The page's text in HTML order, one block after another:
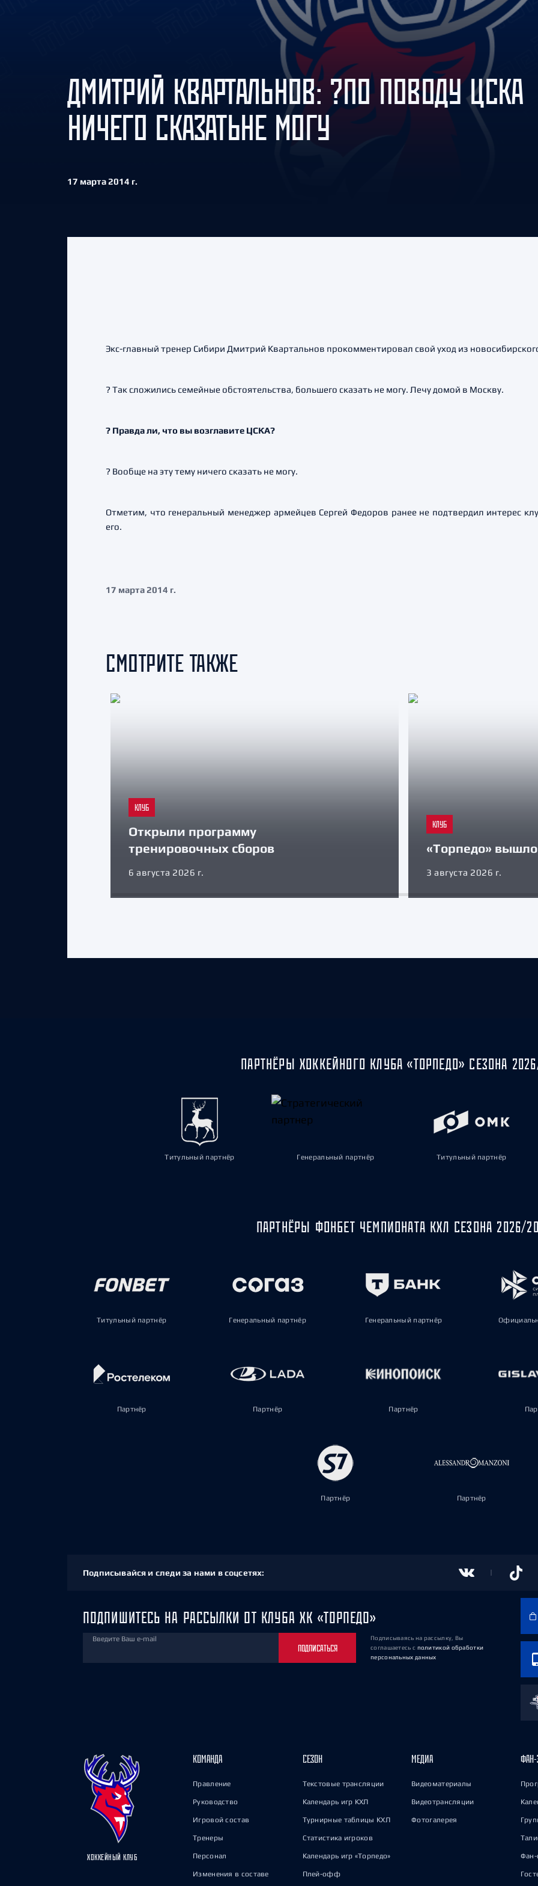
Амур
Барыс
Салават Юлаев
Сибирь
ДМИТРИЙ КВАРТАЛЬНОВ: ?ПО ПОВОДУ ЦСКА
НИЧЕГО СКАЗАТЬНЕ МОГУ
17 марта 2014 г.
Экс-главный тренер Сибири Дмитрий Квартальнов прокомментировал свой уход из
? Так сложились семейные обстоятельства, большего сказать не могу. Лечу домой в Москву.
? Правда ли, что вы возглавите ЦСКА?
? Вообще на эту тему ничего сказать не могу.
Отметим, что генеральный менеджер армейцев Сергей Федоров ранее не подтвердил интерес
его.
17 марта 2014 г.
СМОТРИТЕ ТАКЖЕ
КЛУБ
Открыли программу
тренировочных сборов
6 августа 2026 г.
КЛУБ
«Торпедо» вышло
3 августа 2026 г.
ПАРТНЁРЫ ХОККЕЙНОГО КЛУБА «ТОРПЕДО» СЕЗОНА
Титульный партнёр Генеральный партнёр Титульный партнёр
ПАРТНЁРЫ ФОНБЕТ ЧЕМПИОНАТА КХЛ СЕЗОНА 2026/
Титульный партнёр Генеральный партнёр Генеральный партнёр
Партнёр Партнёр Партнёр
Партнёр Партнёр
Подписывайся и следи за нами в соцсетях:
ПОДПИШИТЕСЬ НА РАССЫЛКИ ОТ КЛУБА ХК «ТОРПЕДО»
Введите Ваш e-mail
ПОДПИСАТЬСЯ
Подписываясь на рассылку, Вы
соглашаетесь с политикой обработки
персональных данных
ХОККЕЙНЫЙ КЛУБ
КОМАНДА
Правление
Руководство
Игровой состав
Тренеры
Персонал
Изменения в составе
СЕЗОН
Текстовые трансляции
Календарь игр КХЛ
Турнирные таблицы КХЛ
Статистика игроков
Календарь игр «Торпедо»
Плей-офф
МЕДИА
Видеоматериалы
Видеотрансляции
Фотогалерея
ФАН-
Фан-